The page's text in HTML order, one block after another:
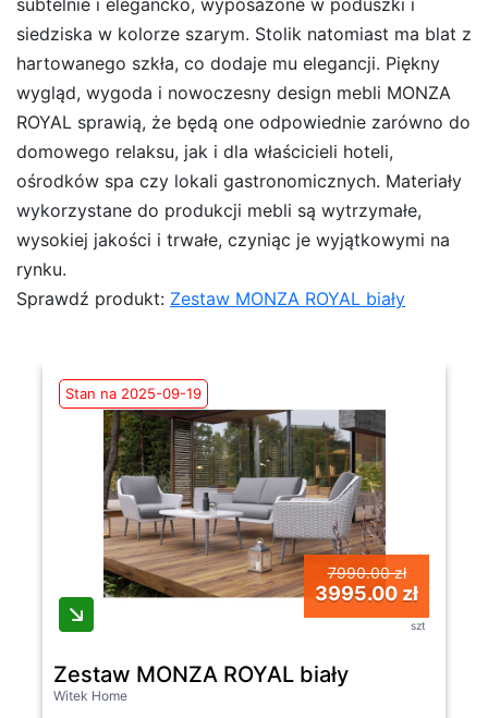
siedziska w kolorze szarym. Stolik natomiast ma blat z
hartowanego szkła, co dodaje mu elegancji. Piękny
wygląd, wygoda i nowoczesny design mebli MONZA
ROYAL sprawią, że będą one odpowiednie zarówno do
domowego relaksu, jak i dla właścicieli hoteli,
ośrodków spa czy lokali gastronomicznych. Materiały
wykorzystane do produkcji mebli są wytrzymałe,
wysokiej jakości i trwałe, czyniąc je wyjątkowymi na
rynku.
Sprawdź produkt: Zestaw MONZA ROYAL biały
Stan na 2025-09-19
7990.00 zł
3995.00 zł
szt
Zestaw MONZA ROYAL biały
Witek Home